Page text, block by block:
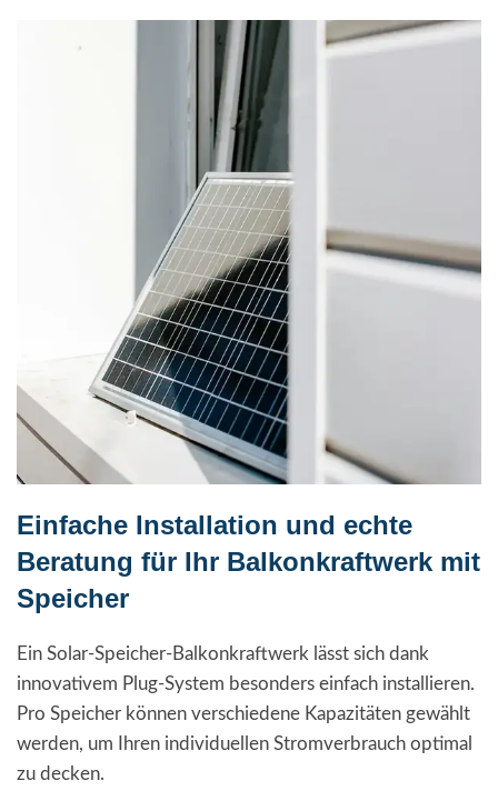
Einfache Installation und echte
Beratung für Ihr Balkonkraftwerk mit
Speicher
Ein Solar-Speicher-Balkonkraftwerk lässt sich dank
innovativem Plug-System besonders einfach installieren.
Pro Speicher können verschiedene Kapazitäten gewählt
werden, um Ihren individuellen Stromverbrauch optimal
zu decken.